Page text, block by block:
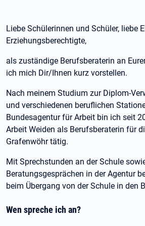
Liebe Schülerinnen und Schüler, liebe
Erziehungsberechtigte,
als zuständige Berufsberaterin an
ich mich Dir/Ihnen kurz vorstellen.
Nach meinem Studium zur Diplom-
und verschiedenen beruflichen
Bundesagentur für Arbeit bin ich seit
Arbeit Weiden als Berufsberaterin für
Grafenwöhr tätig.
Mit Sprechstunden an der Schule
Beratungsgesprächen in der Agentur
beim Übergang von der Schule in den
Wen spreche ich an?